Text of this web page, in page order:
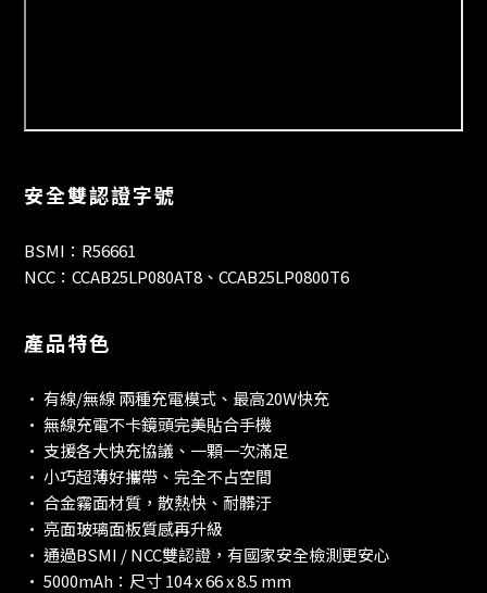
安全雙認證字號
BSMI：R56661
NCC：CCAB25LP080AT8、CCAB25LP0800T6
產品特色
• 有線/無線 兩種充電模式、最高20W快充
• 無線充電不卡鏡頭完美貼合手機
• 支援各大快充協議、一顆一次滿足
• 小巧超薄好攜帶、完全不占空間
• 合金霧面材質，散熱快、耐髒汙
• 亮面玻璃面板質感再升級
• 通過BSMI / NCC雙認證，有國家安全檢測更安心
• 5000mAh：尺寸 104 x 66 x 8.5 mm